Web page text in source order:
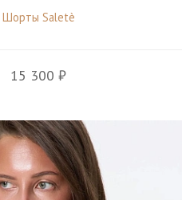
Шорты Saletè
15 300 ₽